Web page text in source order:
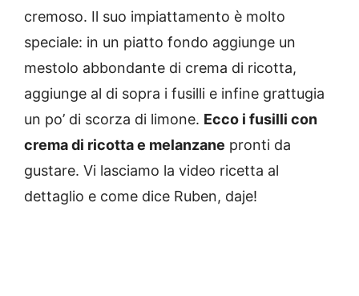
cremoso. Il suo impiattamento è molto
speciale: in un piatto fondo aggiunge un
mestolo abbondante di crema di ricotta,
aggiunge al di sopra i fusilli e infine grattugia
un po’ di scorza di limone. Ecco i fusilli con
crema di ricotta e melanzane pronti da
gustare. Vi lasciamo la video ricetta al
dettaglio e come dice Ruben, daje!